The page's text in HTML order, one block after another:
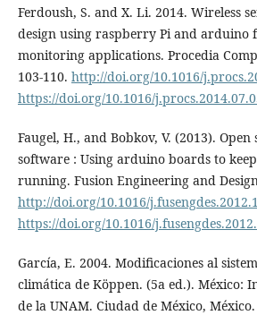
Ferdoush, S. and X. Li. 2014. Wireless
design using raspberry Pi and arduino
monitoring applications. Procedia
103-110. http://doi.org/10.1016/
https://doi.org/10.1016/
Faugel, H., and Bobkov, V. (2013).
software : Using arduino boards to
running. Fusion Engineering and
http://doi.org/10.1016/
https://doi.org/10.1016/
García, E. 2004. Modificaciones al
climática de Köppen. (5a ed.). México:
de la UNAM. Ciudad de México,